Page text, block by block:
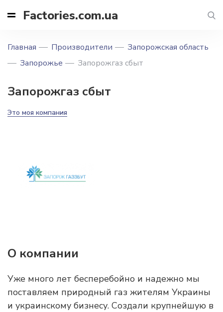
Factories.com.ua
Главная Производители
Запорожская область
Запорожье
Запорожгаз сбыт
Запорожгаз сбыт
Это моя компания
О компании
Уже много лет бесперебойно и надежно мы
поставляем природный газ жителям Украины
и украинскому бизнесу. Создали крупнейшую в